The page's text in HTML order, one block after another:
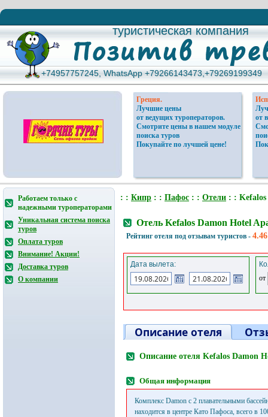
туристическая компания
туристическая компания
+74957757245, WhatsApp +79266143473,+79269199349
+74957757245, WhatsApp +79266143473,+79269199349
Греция.
Лучшие цены
от ведущих туроператоров.
Смотрите цены в нашем модуле
поиска туров
Покупайте по лучшей цене!
от
Работаем только с
надежными туроператорами
Уникальная система поиска
туров
Оплата туров
Внимание! Акции!
Доставка туров
О компании
: : Кипр : : Пафос : : Отели : :
Отель Kefalos Damon Hotel
Рейтинг отеля под отзывам туристов -
Дата вылета:
от
Описание отеля
Описание отеля Kefalos Damon
Общая информация
Комплекс Damon с 2 плавательными
находится в центре Като Пафоса, всего в